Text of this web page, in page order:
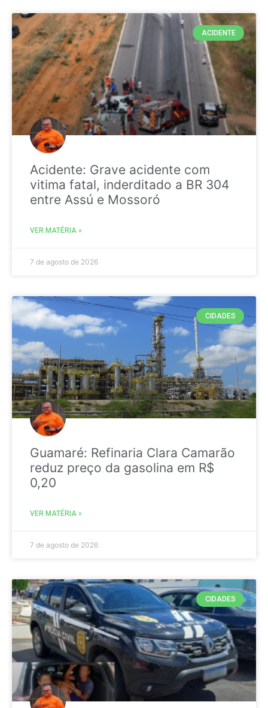
ACIDENTE
Acidente: Grave acidente com
vitima fatal, inderditado a BR 304
entre Assú e Mossoró
VER MATÉRIA »
7 de agosto de 2026
CIDADES
Guamaré: Refinaria Clara Camarão
reduz preço da gasolina em R$
0,20
VER MATÉRIA »
7 de agosto de 2026
CIDADES